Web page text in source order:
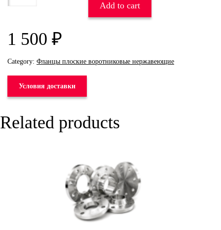
1 500 ₽
Add to cart
Category: Фланцы плоские воротниковые нержавеющие
Условия доставки
Related products